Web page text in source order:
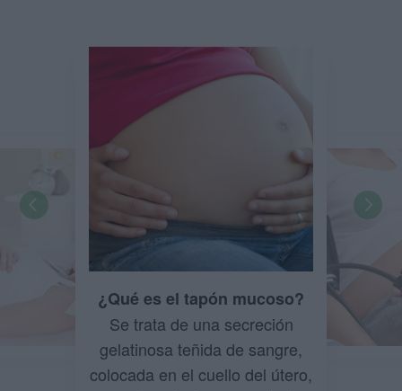
¿Qué es el tapón mucoso?
Se trata de una secreción
gelatinosa teñida de sangre,
colocada en el cuello del útero,